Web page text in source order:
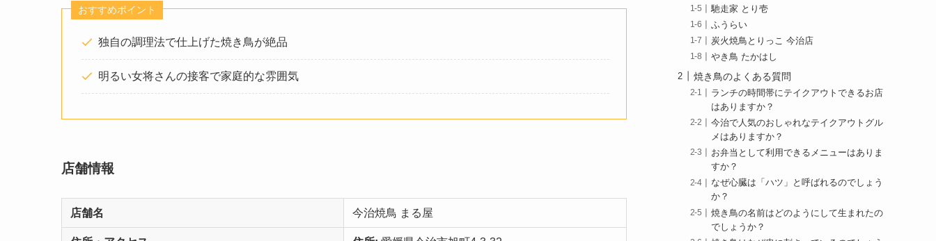
おすすめポイント
独自の調理法で仕上げた焼き鳥が絶品​
明るい女将さんの接客で家庭的な雰囲気​
店舗情報
店舗名 今治焼鳥 まる屋
馳走家 とり壱
ふうらい
炭火焼鳥とりっこ 今治店
やき鳥 たかはし
焼き鳥のよくある質問
ランチの時間帯にテイクアウトできるお店
はありますか？
今治で人気のおしゃれなテイクアウトグル
メはありますか？
お弁当として利用できるメニューはありま
すか？
なぜ心臓は「ハツ」と呼ばれるのでしょう
か？
焼き鳥の名前はどのようにして生まれたの
でしょうか？